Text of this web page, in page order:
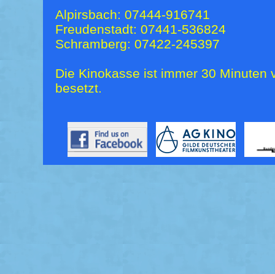
Alpirsbach: 07444-916741
Freudenstadt: 07441-536824
Schramberg: 07422-245397
Die Kinokasse ist immer 30 Minuten
besetzt.